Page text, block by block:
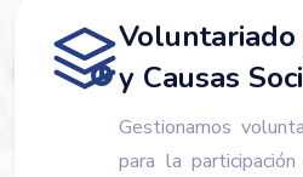
y Causas
Gestionamos
para la